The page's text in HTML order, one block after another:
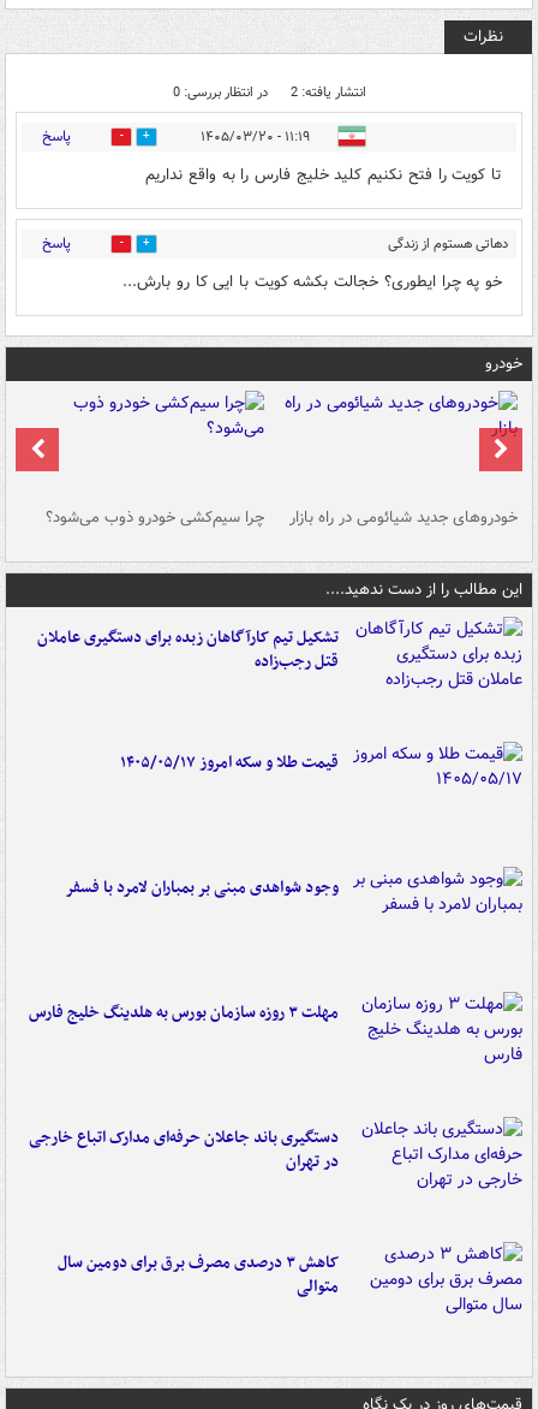
نظرات
انتشار یافته: 2 در انتظار بررسی: 0
۱۱:۱۹ - ۱۴۰۵/۰۳/۲۰ 0 پاسخ
تا کویت را فتح نکنیم کلید خلیج فارس را به واقع نداریم
دهاتی هستوم از زندگی
خستوم
۱۴:۳۷ - ۱۴۰۵/۰۳/۲۰
0 پاسخ
خو په چرا ایطوری؟ خجالت بکشه کویت با ایی کا رو بارش...
خودرو
خودروهای جدید شیائومی در راه بازار چرا سیم‌کشی خودرو ذوب می‌شود؟
این مطالب را از دست ندهید....
تشکیل تیم کارآگاهان زبده برای دستگیری عاملان
قتل رجب‌زاده
قیمت طلا و سکه امروز ۱۴۰۵/۰۵/۱۷
وجود شواهدی مبنی بر بمباران لامرد با فسفر
مهلت ۳ روزه سازمان بورس به هلدینگ خلیج فارس
دستگیری باند جاعلان حرفه‌ای مدارک اتباع خارجی
در تهران
کاهش ۳ درصدی مصرف برق برای دومین سال
متوالی